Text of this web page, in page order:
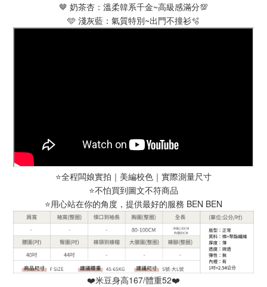
🤎 奶茶杏：溫柔韓系千金~高級感滿分💯
🩵 淺灰藍：氣質特別~出門不撞衫🫧
⭐️全程闆娘實拍｜美編校色｜實際測量尺寸
⭐️不怕買到圖文不符商品
⭐️用心站在你的角度，提供最好的服務 BEN BEN
❤️米豆身高167/體重52❤️